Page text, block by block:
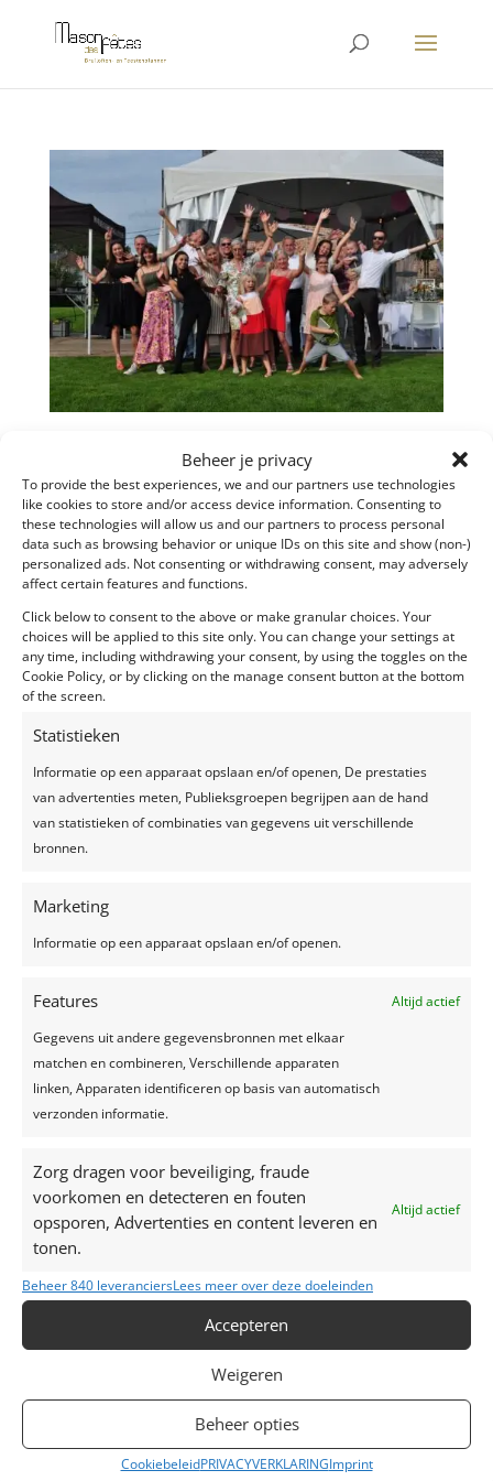
Beheer je privacy
To provide the best experiences, we and our partners use technologies
like cookies to store and/or access device information. Consenting to
these technologies will allow us and our partners to process personal
data such as browsing behavior or unique IDs on this site and show (non-)
personalized ads. Not consenting or withdrawing consent, may adversely
affect certain features and functions.
Click below to consent to the above or make granular choices. Your
choices will be applied to this site only. You can change your settings at
any time, including withdrawing your consent, by using the toggles on the
Cookie Policy, or by clicking on the manage consent button at the bottom
of the screen.
Statistieken
Informatie op een apparaat opslaan en/of openen, De prestaties
van advertenties meten, Publieksgroepen begrijpen aan de hand
van statistieken of combinaties van gegevens uit verschillende
bronnen.
Marketing
Informatie op een apparaat opslaan en/of openen.
Features
Altijd actief
Gegevens uit andere gegevensbronnen met elkaar
matchen en combineren, Verschillende apparaten
linken, Apparaten identificeren op basis van automatisch
verzonden informatie.
Zorg dragen voor beveiliging, fraude
voorkomen en detecteren en fouten
opsporen, Advertenties en content leveren en
tonen.
Altijd actief
Beheer 840 leveranciersLees meer over deze doeleinden
Accepteren
Weigeren
Beheer opties
CookiebeleidPRIVACYVERKLARINGImprint
Lentefeest Elena, 21 augustus 2021
door liesbet sep 24, 2021
Lentefeest Elena Feestlocatie: Privélocatie, tenten in
de tuin Betreft Lentefeest / privéfeest Ingrediënten:
De heerlijke gerechten werden geserveerd door
heerlijke en prijswinnende gin “Moon”. De bloemen
werden...
Recente berichten
Een feest plannen, wat geef je uit?
Zelfgemaakte limonade, hét recept voor een
verkoelend drankje!
Top 7 trends voor huwelijken in 2024-2025
Recente reacties
M: +32 (0)472 42 32 29
T: +32 (0)16 69 85 22